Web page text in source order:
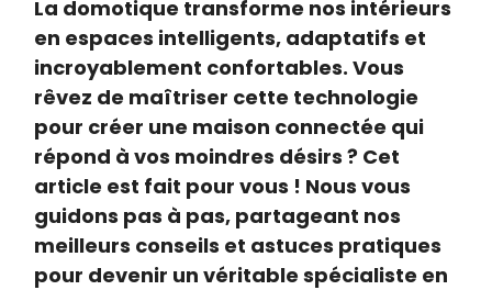
La domotique transforme nos intérieurs
en espaces intelligents, adaptatifs et
incroyablement confortables. Vous
rêvez de maîtriser cette technologie
pour créer une maison connectée qui
répond à vos moindres désirs ? Cet
article est fait pour vous ! Nous vous
guidons pas à pas, partageant nos
meilleurs conseils et astuces pratiques
pour devenir un véritable spécialiste en